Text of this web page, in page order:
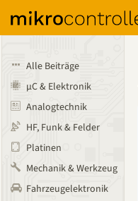
Alle Beiträge
µC & Elektronik
Analogtechnik
HF, Funk & Felder
Platinen
Mechanik & Werkzeug
Fahrzeugelektronik